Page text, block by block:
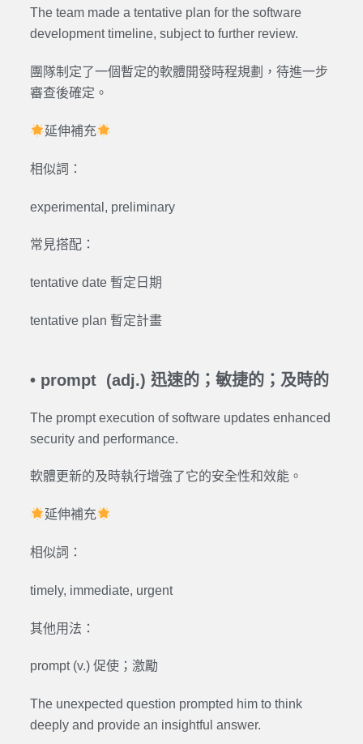
The team made a tentative plan for the software
development timeline, subject to further review.
團隊制定了一個暫定的軟體開發時程規劃，待進一步
審查後確定。
延伸補充
相似詞：
experimental, preliminary
常見搭配：
tentative date 暫定日期
tentative plan 暫定計畫
• prompt (adj.) 迅速的；敏捷的；及時的
The prompt execution of software updates enhanced
security and performance.
軟體更新的及時執行增強了它的安全性和效能。
延伸補充
相似詞：
timely, immediate, urgent
其他用法：
prompt (v.) 促使；激勵
The unexpected question prompted him to think
deeply and provide an insightful answer.